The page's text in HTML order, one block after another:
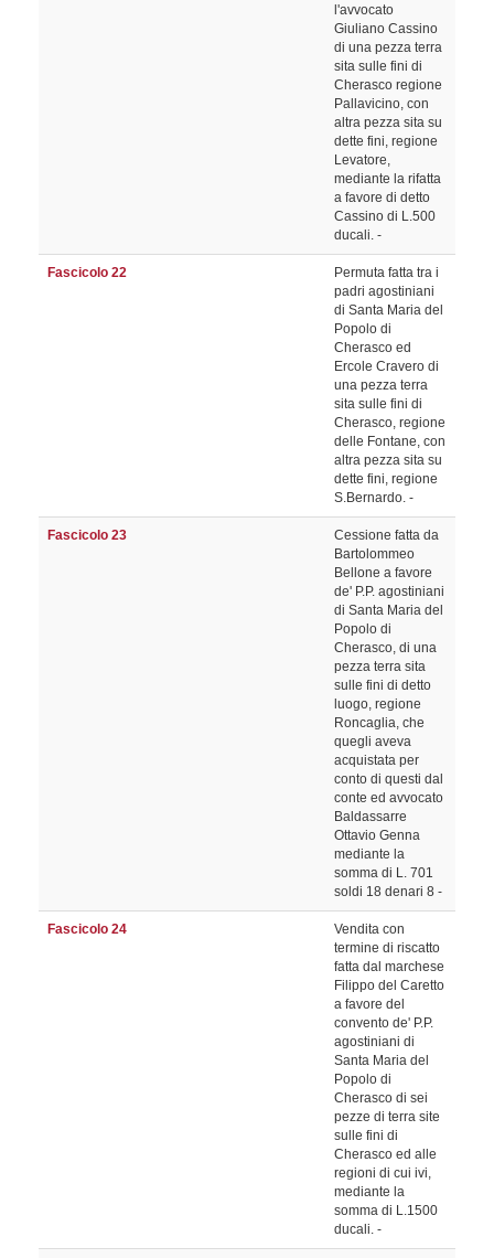
l'avvocato
Giuliano Cassino
di una pezza terra
sita sulle fini di
Cherasco regione
Pallavicino, con
altra pezza sita su
dette fini, regione
Levatore,
mediante la rifatta
a favore di detto
Cassino di L.500
ducali. -
Fascicolo 22
Permuta fatta tra i
padri agostiniani
di Santa Maria del
Popolo di
Cherasco ed
Ercole Cravero di
una pezza terra
sita sulle fini di
Cherasco, regione
delle Fontane, con
altra pezza sita su
dette fini, regione
S.Bernardo. -
Fascicolo 23
Cessione fatta da
Bartolommeo
Bellone a favore
de' P.P. agostiniani
di Santa Maria del
Popolo di
Cherasco, di una
pezza terra sita
sulle fini di detto
luogo, regione
Roncaglia, che
quegli aveva
acquistata per
conto di questi dal
conte ed avvocato
Baldassarre
Ottavio Genna
mediante la
somma di L. 701
soldi 18 denari 8 -
Fascicolo 24
Vendita con
termine di riscatto
fatta dal marchese
Filippo del Caretto
a favore del
convento de' P.P.
agostiniani di
Santa Maria del
Popolo di
Cherasco di sei
pezze di terra site
sulle fini di
Cherasco ed alle
regioni di cui ivi,
mediante la
somma di L.1500
ducali. -